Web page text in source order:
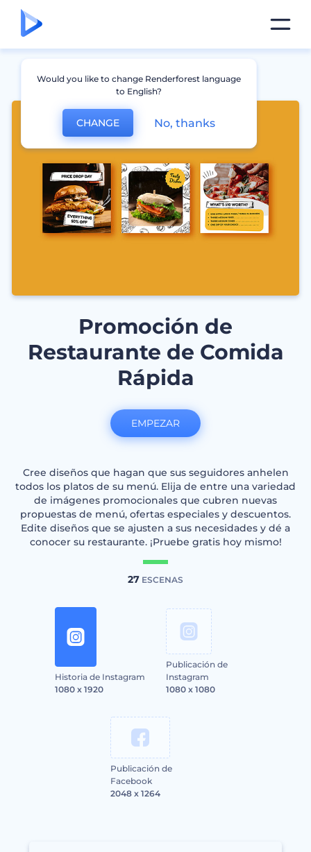
Promoción de
Restaurante de Comida
Rápida
Cree diseños que hagan que sus seguidores anhelen
todos los platos de su menú. Elija de entre una variedad
de imágenes promocionales que cubren nuevas
propuestas de menú, ofertas especiales y descuentos.
Edite diseños que se ajusten a sus necesidades y dé a
conocer su restaurante. ¡Pruebe gratis hoy mismo!
27 ESCENAS
Historia de Instagram
1080 x 1920
Publicación de
Instagram
1080 x 1080
Publicación de
Facebook
2048 x 1264
EMPEZAR
Would you like to change Renderforest language
to English?
CHANGE No, thanks